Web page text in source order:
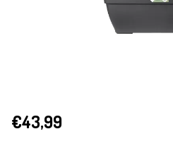
€43,99